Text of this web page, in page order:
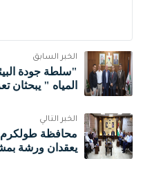
الخبر السابق
"سلطة جودة
المياه " يبحثان
الخبر التالي
محافظة طولكرم
يعقدان ورشة